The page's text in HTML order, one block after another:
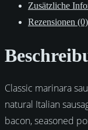
Zusätzliche
Rezensionen (0)
Classic marinara
natural Italian
bacon, seasoned